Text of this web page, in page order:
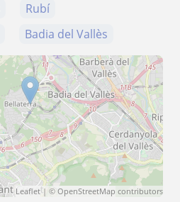
Rubí
Badia del Vallès
Leaflet| © OpenStreetMap contributors